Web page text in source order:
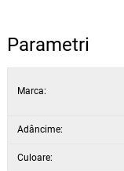
Adâncime: 28 cm
Culoare: negru și
Parametri
Marca:
Adâncime:
Culoare: